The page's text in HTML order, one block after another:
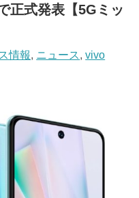
正式発表【5Gミッ
情報, ニュース,vivo